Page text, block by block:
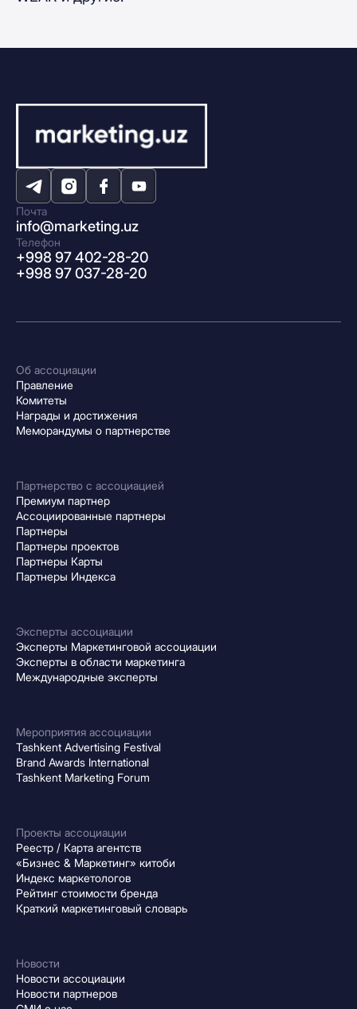
Почта
info@marketing.uz
Телефон
+998 97 402-28-20
+998 97 037-28-20
Об ассоциации
Правление
Комитеты
Награды и достижения
Меморандумы о партнерстве
Партнерство с ассоциацией
Премиум партнер
Ассоциированные партнеры
Партнеры
Партнеры проектов
Партнеры Карты
Партнеры Индекса
Эксперты ассоциации
Эксперты Маркетинговой ассоциации
Эксперты в области маркетинга
Международные эксперты
Мероприятия ассоциации
Tashkent Advertising Festival
Brand Awards International
Tashkent Marketing Forum
Проекты ассоциации
Реестр / Карта агентств
«Бизнес & Маркетинг» китоби
Индекс маркетологов
Рейтинг стоимости бренда
Краткий маркетинговый словарь
Новости
Новости ассоциации
Новости партнеров